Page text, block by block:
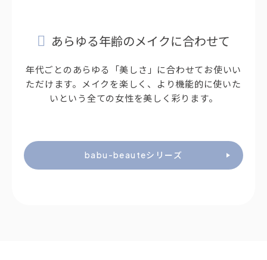
あらゆる年齢のメイクに合わせて
年代ごとのあらゆる「美しさ」に合わせてお使いい
ただけます。メイクを楽しく、より機能的に使いた
いという全ての女性を美しく彩ります。
babu-beauteシリーズ